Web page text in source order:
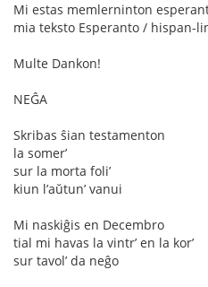
Mi estas memlerninton
mia teksto Esperanto / hispan-
Multe Dankon!
NEĜA
Skribas ŝian testamenton
la somer’
sur la morta foli’
kiun l’aŭtun’ vanui
Mi naskiĝis en Decembro
tial mi havas la vintr’ en la kor’
sur tavol’ da neĝo